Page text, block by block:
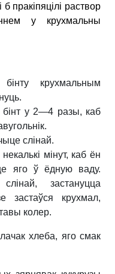
пракіпяцілі раствор
у крухмальны
крухмальным
бінт у 2—4 разы, каб
слінай.
мінут, каб ён
яго ў ёдную ваду.
застануцца
застаўся крухмал,
колер.
хлеба, яго смак